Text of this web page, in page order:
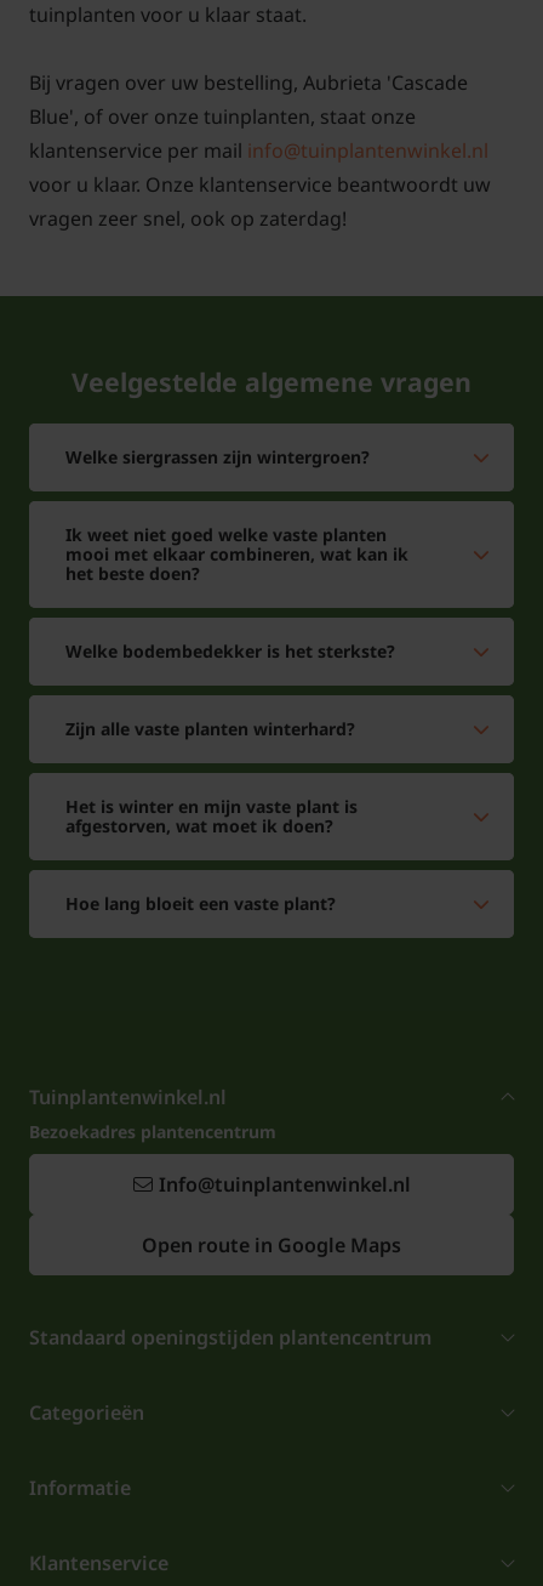
tuinplanten voor u klaar staat.
Bij vragen over uw bestelling, Aubrieta 'Cascade
Blue', of over onze tuinplanten, staat onze
klantenservice per mail info@tuinplantenwinkel.nl
voor u klaar. Onze klantenservice beantwoordt uw
vragen zeer snel, ook op zaterdag!
Veelgestelde algemene vragen
Welke siergrassen zijn wintergroen?
Ik weet niet goed welke vaste planten
mooi met elkaar combineren, wat kan ik
het beste doen?
Welke bodembedekker is het sterkste?
Zijn alle vaste planten winterhard?
Het is winter en mijn vaste plant is
afgestorven, wat moet ik doen?
Hoe lang bloeit een vaste plant?
Tuinplantenwinkel.nl
Bezoekadres plantencentrum
Info@tuinplantenwinkel.nl
Open route in Google Maps
Standaard openingstijden plantencentrum
Categorieën
Informatie
Klantenservice